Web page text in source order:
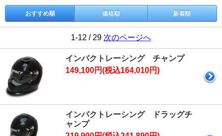
おすすめ順 価格順 新着順
1-12 / 29 次のページへ
インパクトレーシング チャンプ
149,100円(税込164,010円)
インパクトレーシング ドラッグチ
ャンプ